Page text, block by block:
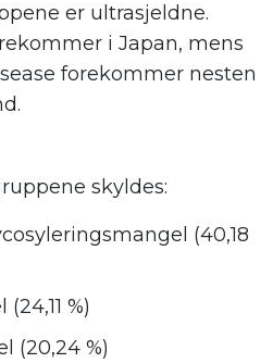
er ultrasjeldne.
i Japan, mens
forekommer nesten
skyldes:
(40,18
%)
(20,24 %)